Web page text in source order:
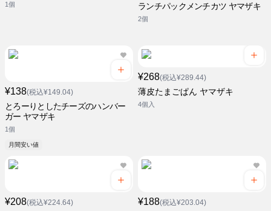
1個 ランチパックメンチカツ ヤマザキ
2個
¥138(税込¥149.04)
とろーりとしたチーズのハンバー
ガー ヤマザキ
1個
月間安い値
¥268(税込¥289.44)
薄皮たまごぱん ヤマザキ
4個入
¥208(税込¥224.64) ¥188(税込¥203.04)